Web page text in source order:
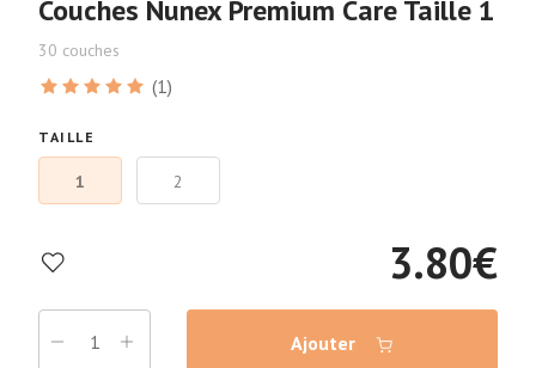
Couches Nunex Premium Care Taille 1
30 couches
(1)
TAILLE
1 2
3.80€
Ajouter